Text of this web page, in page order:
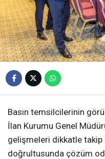
Basın temsilcilerinin
İlan Kurumu Genel
gelişmeleri dikkatle
doğrultusunda çözüm